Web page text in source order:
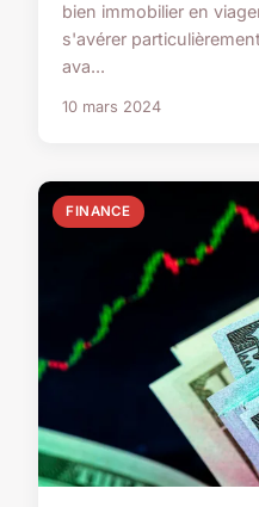
bien immobilier en
s'avérer
ava...
10 mars 2024
FINANCE